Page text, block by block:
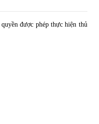
được phép thực hiện thủ